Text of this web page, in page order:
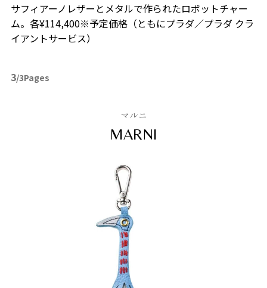
サフィアーノレザーとメタルで作られたロボットチャー
ム。各¥114,400※予定価格（ともにプラダ／プラダ クラ
イアントサービス）
3/3Pages
マルニ
MARNI